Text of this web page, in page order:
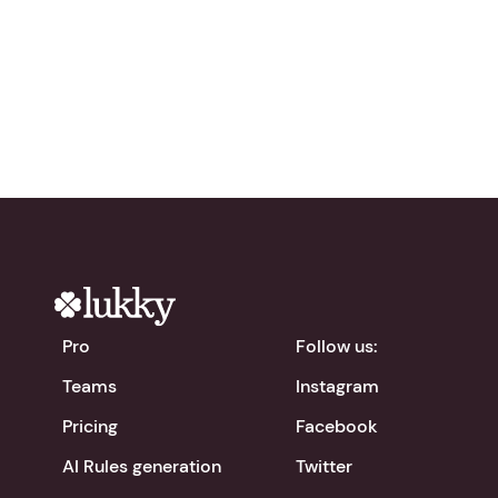
Pro
Teams
Pricing
AI Rules generation
Follow us:
Instagram
Facebook
Twitter